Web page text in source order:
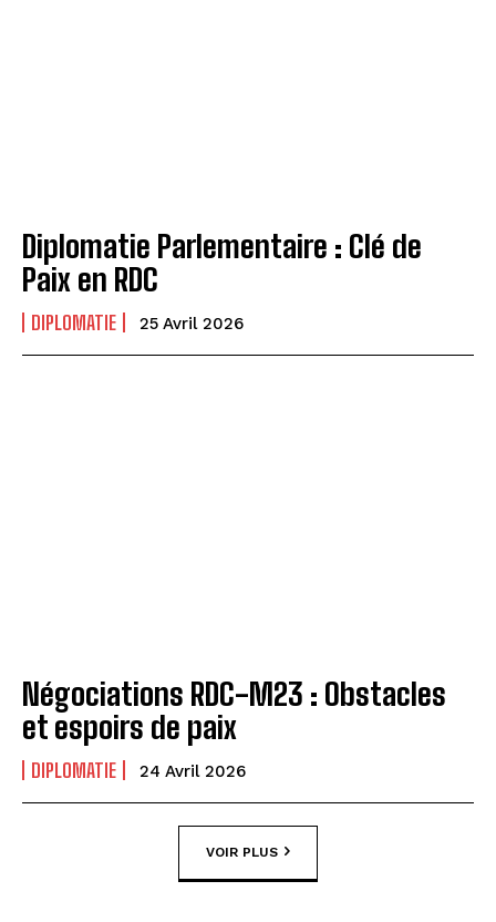
Diplomatie Parlementaire : Clé de
Paix en RDC
DIPLOMATIE 25 Avril 2026
Négociations RDC-M23 : Obstacles
et espoirs de paix
DIPLOMATIE 24 Avril 2026
VOIR PLUS